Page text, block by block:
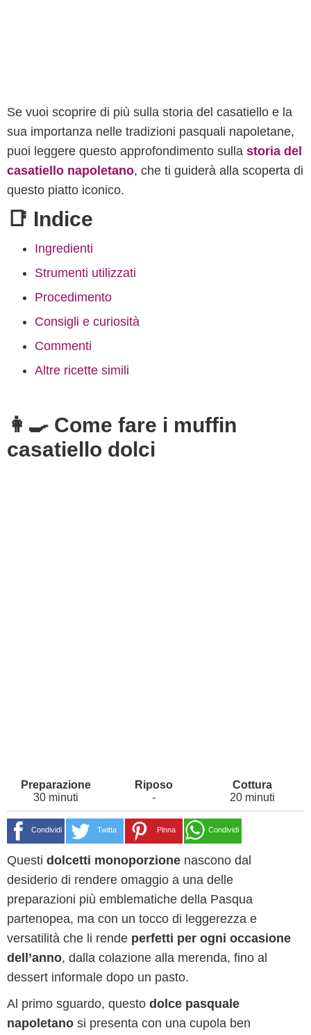
Se vuoi scoprire di più sulla storia del casatiello e la
sua importanza nelle tradizioni pasquali napoletane,
puoi leggere questo approfondimento sulla storia del
casatiello napoletano, che ti guiderà alla scoperta di
questo piatto iconico.
📑 Indice
Ingredienti
Strumenti utilizzati
Procedimento
Consigli e curiosità
Commenti
Altre ricette simili
👩‍🍳 Come fare i muffin
casatiello dolci
30 minuti - 20 minuti
Condividi Twitta Pinna Condividi
Questi dolcetti monoporzione nascono dal
desiderio di rendere omaggio a una delle
preparazioni più emblematiche della Pasqua
partenopea, ma con un tocco di leggerezza e
versatilità che li rende perfetti per ogni occasione
dell’anno, dalla colazione alla merenda, fino al
dessert informale dopo un pasto.
Al primo sguardo, questo dolce pasquale
napoletano si presenta con una cupola ben